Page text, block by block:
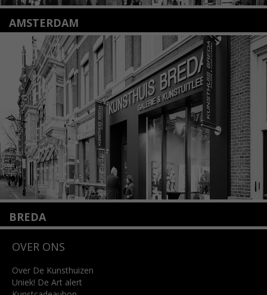
AMSTERDAM
Amstelveenseweg 135
1075 VX Amsterdam
+31 (0)20 2332546
info@kunsthuisamsterdam.nl
Lees meer
BREDA
4818 SB Breda
info@kunsthuisbreda.nl
OVER ONS
Over De Kunsthuizen
Uniek! De Art alert